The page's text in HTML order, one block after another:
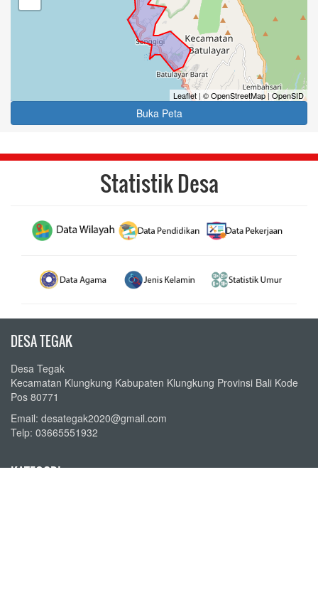
Leaflet | © OpenStreetMap| OpenSID
Buka Peta
Statistik Desa
DESA TEGAK
Desa Tegak
Kecamatan Klungkung Kabupaten Klungkung Provinsi Bali Kode
Pos 80771
Email: desategak2020@gmail.com
Telp: 03665551932
KATEGORI